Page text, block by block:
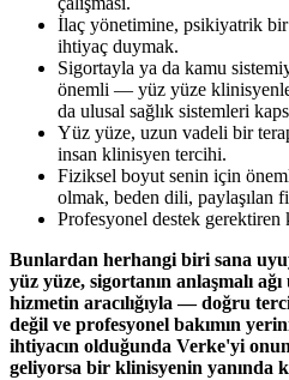
İlaç yönetimine, psikiyatrik bir
ihtiyaç duymak.
Sigortayla ya da kamu
önemli — yüz yüze
da ulusal sağlık sistemleri
Yüz yüze, uzun vadeli bir
insan klinisyen tercihi.
Fiziksel boyut senin için
olmak, beden dili, paylaşılan
Profesyonel destek
Bunlardan herhangi biri sana
yüz yüze, sigortanın anlaşmalı
hizmetin aracılığıyla — doğru
değil ve profesyonel bakımın
ihtiyacın olduğunda Verke'yi
geliyorsa bir klinisyenin yanında